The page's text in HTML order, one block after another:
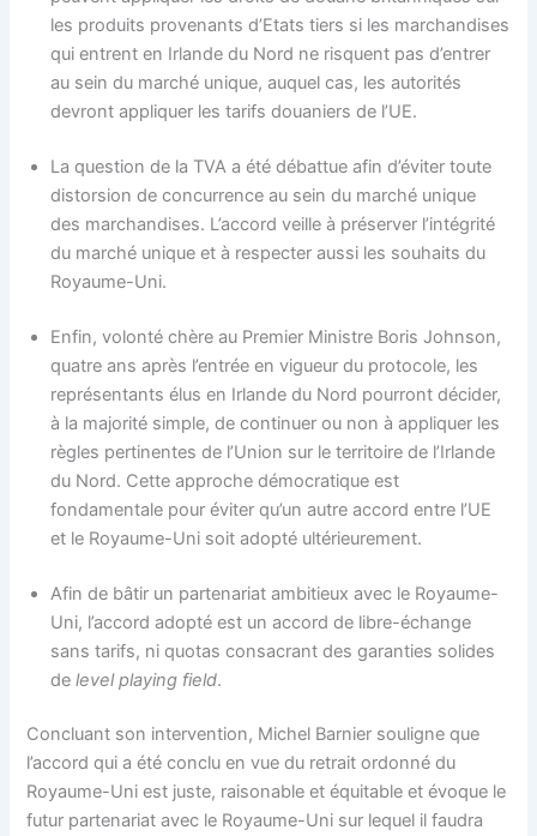
les produits provenants d’Etats tiers si les marchandises
qui entrent en Irlande du Nord ne risquent pas d’entrer
au sein du marché unique, auquel cas, les autorités
devront appliquer les tarifs douaniers de l’UE.
La question de la TVA a été débattue afin d’éviter toute
distorsion de concurrence au sein du marché unique
des marchandises. L’accord veille à préserver l’intégrité
du marché unique et à respecter aussi les souhaits du
Royaume-Uni.
Enfin, volonté chère au Premier Ministre Boris Johnson,
quatre ans après l’entrée en vigueur du protocole, les
représentants élus en Irlande du Nord pourront décider,
à la majorité simple, de continuer ou non à appliquer les
règles pertinentes de l’Union sur le territoire de l’Irlande
du Nord. Cette approche démocratique est
fondamentale pour éviter qu’un autre accord entre l’UE
et le Royaume-Uni soit adopté ultérieurement.
Afin de bâtir un partenariat ambitieux avec le Royaume-
Uni, l’accord adopté est un accord de libre-échange
sans tarifs, ni quotas consacrant des garanties solides
delevel playing field.
Concluant son intervention, Michel Barnier souligne que
l’accord qui a été conclu en vue du retrait ordonné du
Royaume-Uni est juste, raisonable et équitable et évoque le
futur partenariat avec le Royaume-Uni sur lequel il faudra